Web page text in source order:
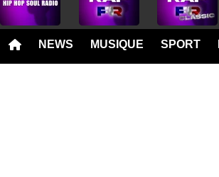
NEWS MUSIQUE SPORT